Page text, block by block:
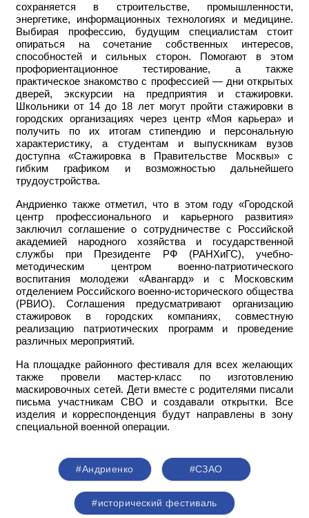
сохраняется в строительстве, промышленности,
энергетике, информационных технологиях и медицине.
Выбирая профессию, будущим специалистам стоит
опираться на сочетание собственных интересов,
способностей и сильных сторон. Помогают в этом
профориентационное тестирование, а также
практическое знакомство с профессией — дни открытых
дверей, экскурсии на предприятия и стажировки.
Школьники от 14 до 18 лет могут пройти стажировки в
городских организациях через центр «Моя карьера» и
получить по их итогам стипендию и персональную
характеристику, а студентам и выпускникам вузов
доступна «Стажировка в Правительстве Москвы» с
гибким графиком и возможностью дальнейшего
трудоустройства.
Андриенко также отметил, что в этом году «Городской
центр профессионального и карьерного развития»
заключил соглашение о сотрудничестве с Российской
академией народного хозяйства и государственной
службы при Президенте РФ (РАНХиГС), учебно-
методическим центром военно-патриотического
воспитания молодежи «Авангард» и с Московским
отделением Российского военно-исторического общества
(РВИО). Соглашения предусматривают организацию
стажировок в городских компаниях, совместную
реализацию патриотических программ и проведение
различных мероприятий.
На площадке районного фестиваля для всех желающих
также провели мастер-класс по изготовлению
маскировочных сетей. Дети вместе с родителями писали
письма участникам СВО и создавали открытки. Все
изделия и корреспонденция будут направлены в зону
специальной военной операции.
#Андриенко #СЗАО
#исторический фестиваль